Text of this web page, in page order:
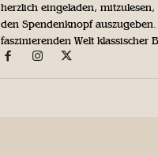
herzlich eingeladen,
den Spendenknopf
faszinierenden Welt klassischer